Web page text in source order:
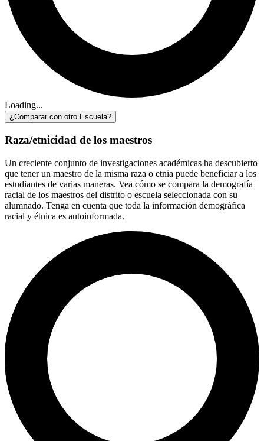
Loading...
¿Comparar con otro Escuela?
Raza/etnicidad de los maestros
Un creciente conjunto de investigaciones académicas ha descubierto
que tener un maestro de la misma raza o etnia puede beneficiar a los
estudiantes de varias maneras. Vea cómo se compara la demografía
racial de los maestros del distrito o escuela seleccionada con su
alumnado. Tenga en cuenta que toda la información demográfica
racial y étnica es autoinformada.